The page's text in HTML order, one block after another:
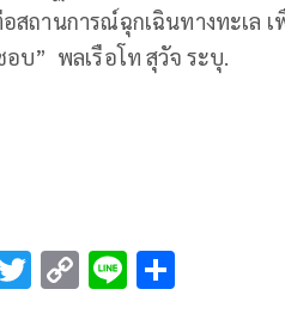
สถานการณ์ฉุกเฉินทางทะเล
บ” พลเรือโท สุวัจ ระบุ.
T C Li